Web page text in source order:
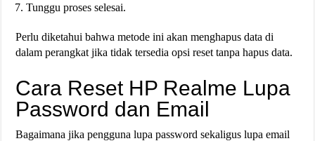
Tunggu proses selesai.
Perlu diketahui bahwa metode ini akan menghapus data di
dalam perangkat jika tidak tersedia opsi reset tanpa hapus data.
Cara Reset HP Realme Lupa
Password dan Email
Bagaimana jika pengguna lupa password sekaligus lupa email